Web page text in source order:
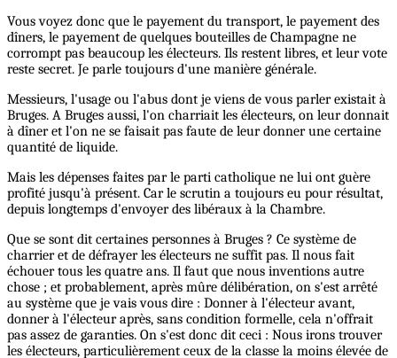
Vous voyez donc que le payement du transport, le payement des
dîners, le payement de quelques bouteilles de Champagne ne
corrompt pas beaucoup les électeurs. Ils restent libres, et leur vote
reste secret. Je parle toujours d'une manière générale.
Messieurs, l'usage ou l'abus dont je viens de vous parler existait à
Bruges. A Bruges aussi, l'on charriait les électeurs, on leur donnait
à dîner et l'on ne se faisait pas faute de leur donner une certaine
quantité de liquide.
Mais les dépenses faites par le parti catholique ne lui ont guère
profité jusqu'à présent. Car le scrutin a toujours eu pour résultat,
depuis longtemps d'envoyer des libéraux à la Chambre.
Que se sont dit certaines personnes à Bruges ? Ce système de
charrier et de défrayer les électeurs ne suffit pas. Il nous fait
échouer tous les quatre ans. Il faut que nous inventions autre
chose ; et probablement, après mûre délibération, on s'est arrêté
au système que je vais vous dire : Donner à l'électeur avant,
donner à l'électeur après, sans condition formelle, cela n'offrait
pas assez de garanties. On s'est donc dit ceci : Nous irons trouver
les électeurs, particulièrement ceux de la classe la moins élevée de